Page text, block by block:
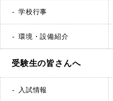
学校行事
環境・設備紹介
受験生の皆さんへ
入試情報